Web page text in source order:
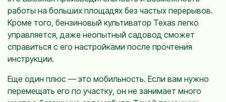
работы на больших площадях без частых перерывов.
Кроме того, бензиновый культиватор Texas легко
управляется, даже неопытный садовод сможет
справиться с его настройками после прочтения
инструкции.
Еще один плюс — это мобильность. Если вам нужно
перемещать его по участку, он не занимает много